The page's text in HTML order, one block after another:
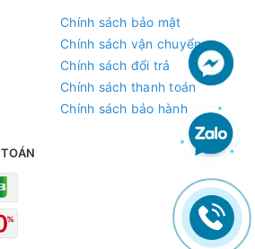
Chính sách bảo mật
Chính sách vận chuyển
Chính sách đổi trả
Chính sách thanh toán
Chính sách bảo hành